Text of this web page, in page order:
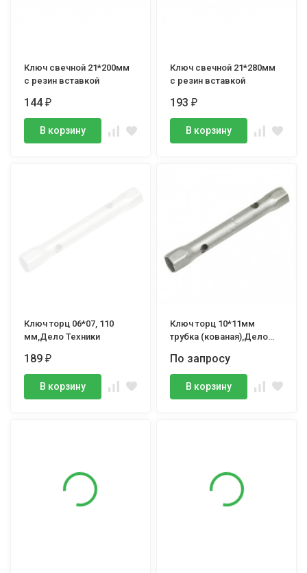
Ключ свечной 21*200мм
с резин вставкой
144₽
В корзину
Ключ свечной 21*280мм
с резин вставкой
193₽
В корзину
Ключ торц 06*07, 110
мм,Дело Техники
189₽
В корзину
Ключ торц 10*11мм
трубка (кованая),Дело
По запросу
В корзину